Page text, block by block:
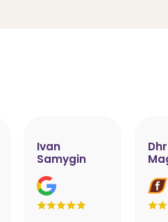
Ivan
Samygin